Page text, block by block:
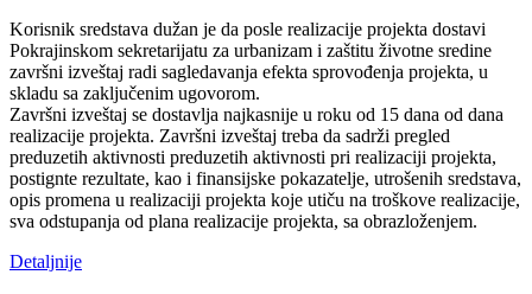
Korisnik sredstava dužan je da posle realizacije projekta dostavi
Pokrajinskom sekretarijatu za urbanizam i zaštitu životne sredine
završni izveštaj radi sagledavanja efekta sprovođenja projekta, u
skladu sa zaključenim ugovorom.
Završni izveštaj se dostavlja najkasnije u roku od 15 dana od dana
realizacije projekta. Završni izveštaj treba da sadrži pregled
preduzetih aktivnosti preduzetih aktivnosti pri realizaciji projekta,
postignte rezultate, kao i finansijske pokazatelje, utrošenih sredstava,
opis promena u realizaciji projekta koje utiču na troškove realizacije,
sva odstupanja od plana realizacije projekta, sa obrazloženjem.
Detaljnije